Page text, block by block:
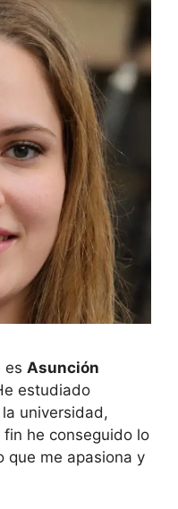
es Asunción
estudiado
universidad,
he conseguido lo
que me apasiona y